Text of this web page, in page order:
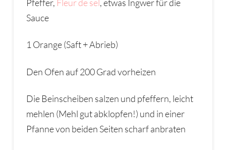
Pfeffer, Fleur de sel, etwas Ingwer für die
Sauce
1 Orange (Saft + Abrieb)
Den Ofen auf 200 Grad vorheizen
Die Beinscheiben salzen und pfeffern, leicht
mehlen (Mehl gut abklopfen!) und in einer
Pfanne von beiden Seiten scharf anbraten